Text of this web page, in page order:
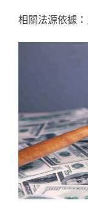
相關法源依據：